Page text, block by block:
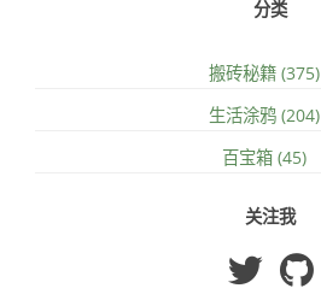
分类
搬砖秘籍 (375)
生活涂鸦 (204)
百宝箱 (45)
关注我